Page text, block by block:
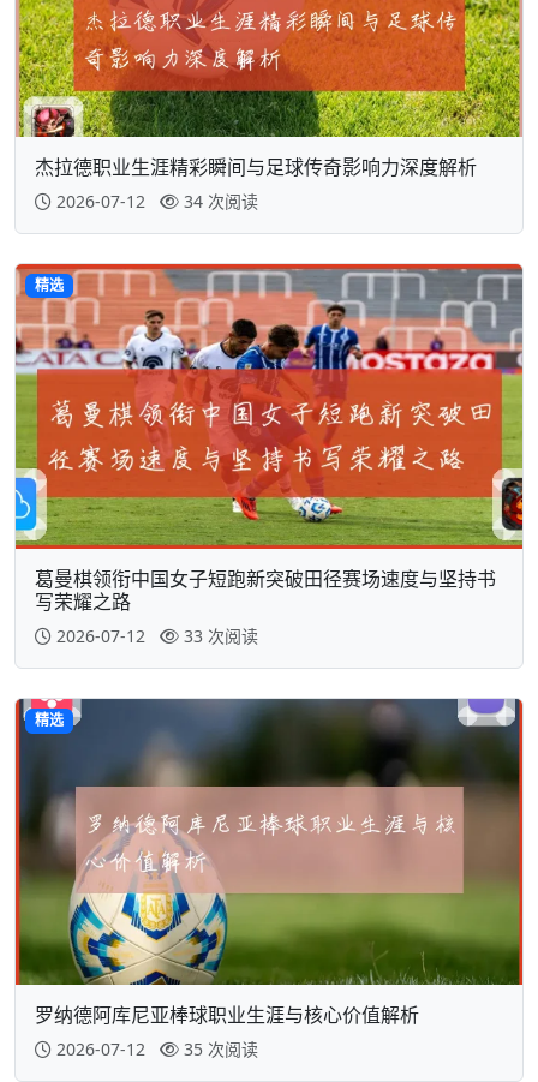
杰拉德职业生涯精彩瞬间与足球传奇影响力深度解析
2026-07-12 34 次阅读
精选
葛曼棋领衔中国女子短跑新突破田径赛场速度与坚持书
写荣耀之路
2026-07-12 33 次阅读
精选
罗纳德阿库尼亚棒球职业生涯与核心价值解析
2026-07-12 35 次阅读